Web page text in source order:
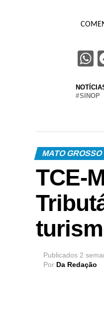
SINOP
MATO GROSSO
TCE-
Publicados 2
Por Da Redação